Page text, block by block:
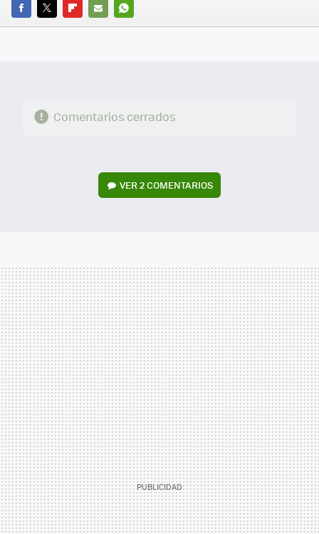
FACEBOOK
TWITTERFLIPBOARD
E-
WHATSAPP
Comentarios cerrados
VER2 COMENTARIOS